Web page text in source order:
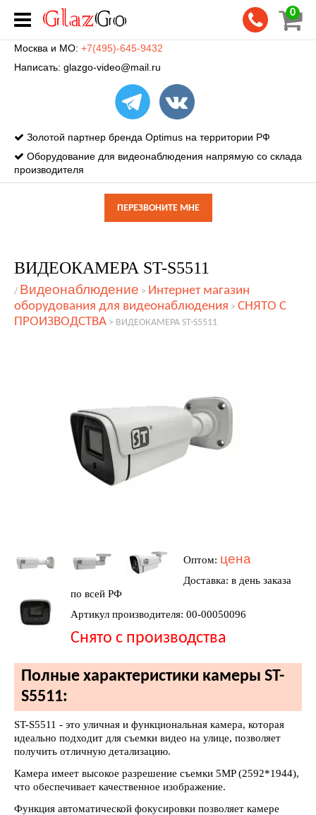
0
Москва и МО: +7(495)-645-9432
Написать: glazgo-video@mail.ru
Золотой партнер бренда Optimus на территории РФ
Оборудование для видеонаблюдения напрямую со склада
производителя
ПЕРЕЗВОНИТЕ МНЕ
ВИДЕОКАМЕРА ST-S5511
/ Видеонаблюдение > Интернет магазин
оборудования для видеонаблюдения > СНЯТО С
ПРОИЗВОДСТВА > ВИДЕОКАМЕРА ST-S5511
Оптом: цена
Доставка: в день заказа
по всей РФ
Артикул производителя: 00-00050096
Снято с производства
Полные характеристики камеры ST-
S5511:
ST-S5511 - это уличная и функциональная камера, которая
идеально подходит для съемки видео на улице, позволяет
получить отличную детализацию.
Камера имеет высокое разрешение съемки 5MP (2592*1944),
что обеспечивает качественное изображение.
Функция автоматической фокусировки позволяет камере